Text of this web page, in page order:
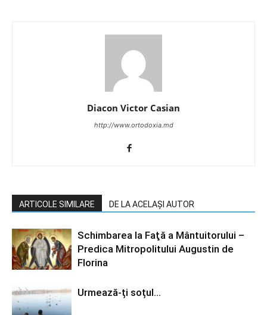
Diacon Victor Casian
http://www.ortodoxia.md
ARTICOLE SIMILARE DE LA ACELAȘI AUTOR
Schimbarea la Faţă a Mântuitorului –
Predica Mitropolitului Augustin de
Florina
Urmează-ți soțul…